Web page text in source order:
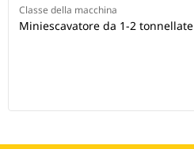
Classe della macchina
Miniescavatore da 1-2 tonnellate